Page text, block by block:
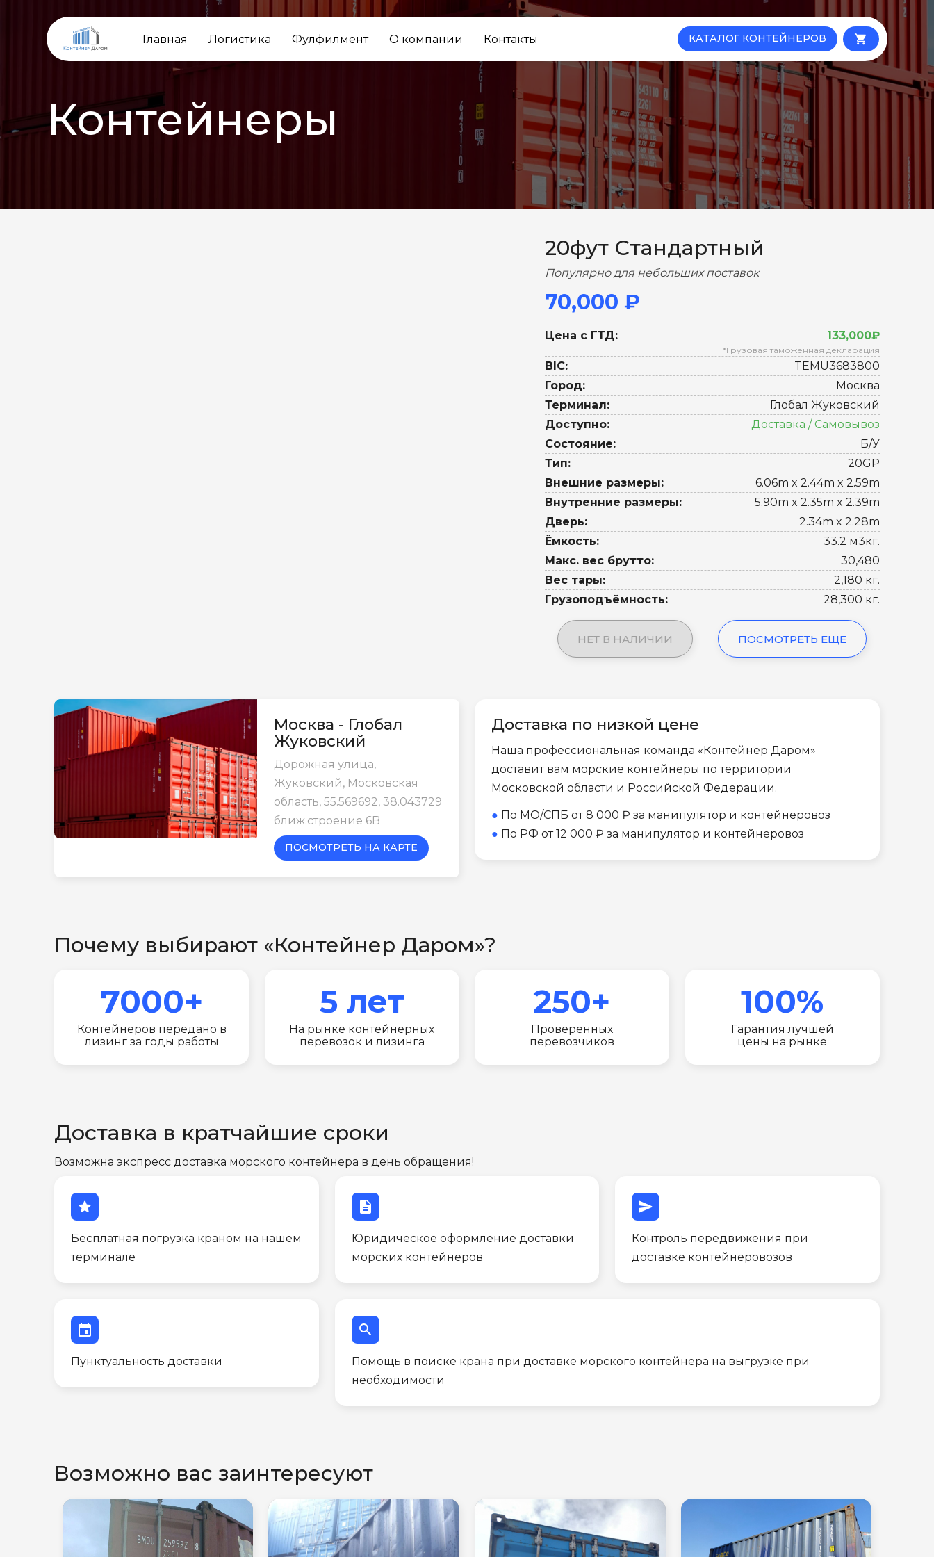
Главная Логистика Фулфилмент О компании Контакты КАТАЛОГ КОНТЕЙНЕРОВ local_grocery_store
Контейнеры
20фут Стандартный
Популярно для небольших поставок
70,000 ₽
Цена с ГТД: 133,000₽
*Грузовая таможенная декларация
BIC:
TEMU3683800
Город:
Москва
Терминал:
Глобал Жуковский
Доступно:
Доставка / Самовывоз
Состояние:
Б/У
Тип:
20GP
Внешние размеры:
6.06m x 2.44m x 2.59m
Внутренние размеры:
5.90m x 2.35m x 2.39m
Дверь:
2.34m x 2.28m
Ёмкость:
33.2 м3кг.
Макс. вес брутто:
30,480
Вес тары:
2,180 кг.
Грузоподъёмность:
28,300 кг.
НЕТ В НАЛИЧИИ ПОСМОТРЕТЬ ЕЩЕ
Москва - Глобал
Жуковский
Дорожная улица,
Жуковский, Московская
область, 55.569692, 38.043729
ближ.строение 6B
ПОСМОТРЕТЬ НА КАРТЕ
Доставка по низкой цене
Наша профессиональная команда «Контейнер Даром»
доставит вам морские контейнеры по территории
Московской области и Российской Федерации.
● По МО/СПБ от 8 000 ₽ за манипулятор и контейнеровоз
● По РФ от 12 000 ₽ за манипулятор и контейнеровоз
Почему выбирают «Контейнер Даром»?
7000+
Контейнеров передано в
лизинг за годы работы
5 лет
На рынке контейнерных
перевозок и лизинга
250+
Проверенных
перевозчиков
100%
Гарантия лучшей
цены на рынке
Доставка в кратчайшие сроки
Возможна экспресс доставка морского контейнера в день обращения!
star
Бесплатная погрузка краном на нашем
терминале
description
Юридическое оформление доставки
морских контейнеров
send
Контроль передвижения при
доставке контейнеровозов
event
Пунктуальность доставки
search
Помощь в поиске крана при доставке морского контейнера на выгрузке при
необходимости
Возможно вас заинтересуют